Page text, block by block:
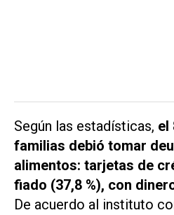
Según las estadísticas, el
familias debió tomar
alimentos: tarjetas de
fiado (37,8 %), con
De acuerdo al instituto